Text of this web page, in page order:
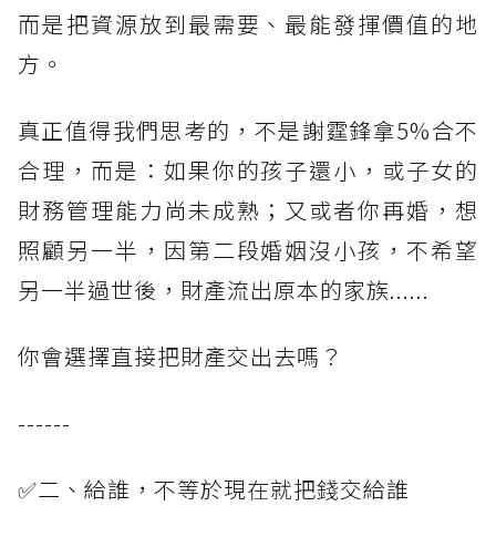
而是把資源放到最需要、最能發揮價值的地
方。
真正值得我們思考的，不是謝霆鋒拿5%合不
合理，而是：如果你的孩子還小，或子女的
財務管理能力尚未成熟；又或者你再婚，想
照顧另一半，因第二段婚姻沒小孩，不希望
另一半過世後，財產流出原本的家族......
你會選擇直接把財產交出去嗎？
------
✅二、給誰，不等於現在就把錢交給誰